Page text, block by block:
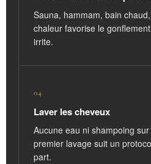
Sauna, hammam, bain
chaleur favorise le
irrite.
04
Laver les cheveux
Aucune eau ni shampoing
premier lavage suit un
part.